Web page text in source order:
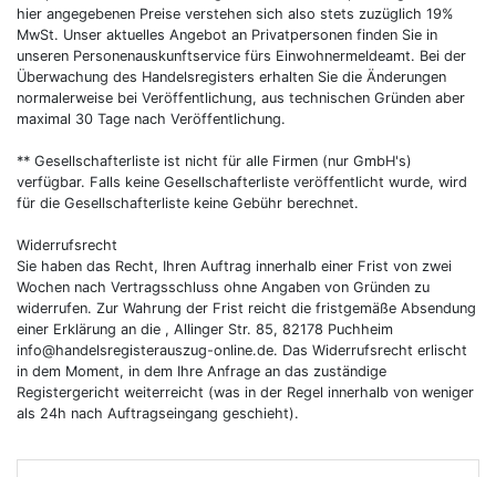
hier angegebenen Preise verstehen sich also stets zuzüglich 19%
MwSt. Unser aktuelles Angebot an Privatpersonen finden Sie in
unseren Personenauskunftservice fürs Einwohnermeldeamt. Bei der
Überwachung des Handelsregisters erhalten Sie die Änderungen
normalerweise bei Veröffentlichung, aus technischen Gründen aber
maximal 30 Tage nach Veröffentlichung.
** Gesellschafterliste ist nicht für alle Firmen (nur GmbH's)
verfügbar. Falls keine Gesellschafterliste veröffentlicht wurde, wird
für die Gesellschafterliste keine Gebühr berechnet.
Widerrufsrecht
Sie haben das Recht, Ihren Auftrag innerhalb einer Frist von zwei
Wochen nach Vertragsschluss ohne Angaben von Gründen zu
widerrufen. Zur Wahrung der Frist reicht die fristgemäße Absendung
einer Erklärung an die , Allinger Str. 85, 82178 Puchheim
info@handelsregisterauszug-online.de. Das Widerrufsrecht erlischt
in dem Moment, in dem Ihre Anfrage an das zuständige
Registergericht weiterreicht (was in der Regel innerhalb von weniger
als 24h nach Auftragseingang geschieht).